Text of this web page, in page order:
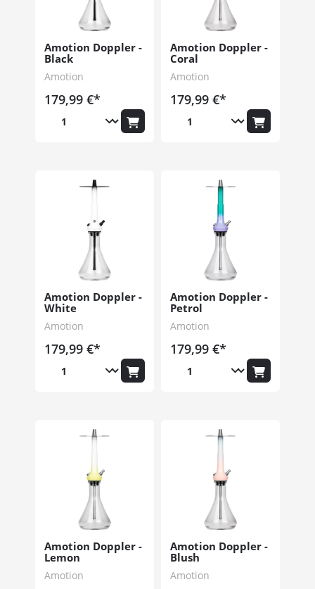
Amotion Doppler -
Black
Amotion
179,99 €*
Amotion Doppler -
Coral
Amotion
179,99 €*
Amotion Doppler -
White
Amotion
179,99 €*
Amotion Doppler -
Petrol
Amotion
179,99 €*
Amotion Doppler -
Lemon
Amotion
Amotion Doppler -
Blush
Amotion